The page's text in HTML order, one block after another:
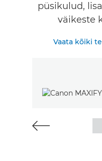
püsikulud,
väikeste
Vaata kõiki